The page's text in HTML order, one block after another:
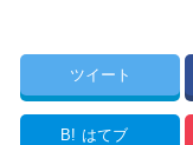
ツイート
B! はてブ